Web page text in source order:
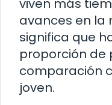
viven más
avances en la
significa que
proporción de
comparación
joven.